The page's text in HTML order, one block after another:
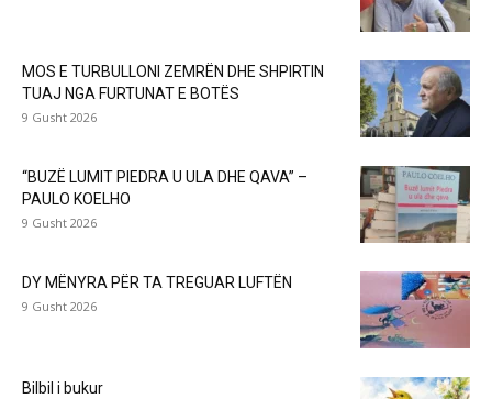
MOS E TURBULLONI ZEMRËN DHE SHPIRTIN
TUAJ NGA FURTUNAT E BOTËS
9 Gusht 2026
“BUZË LUMIT PIEDRA U ULA DHE QAVA” –
PAULO KOELHO
9 Gusht 2026
DY MËNYRA PËR TA TREGUAR LUFTËN
9 Gusht 2026
Bilbil i bukur